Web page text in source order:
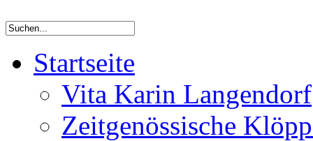
Startseite
Vita Karin Langendorf
Zeitgenössische